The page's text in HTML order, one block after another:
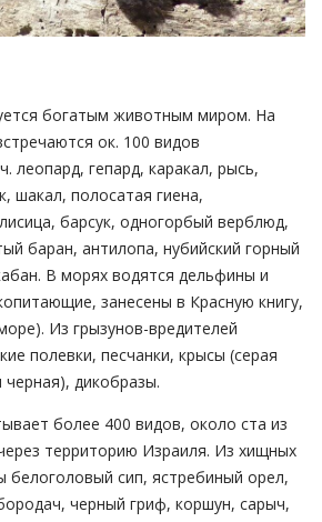
богатым животным миром. На
ок. 100 видов
леопард, гепард, каракал, рысь,
шакал, полосатая гиена,
барсук, одногорбый верблюд,
баран, антилопа, нубийский горный
В морях водятся дельфины и
занесены в Красную книгу,
Из грызунов-вредителей
полевки, песчанки, крысы (серая
дикобразы.
более 400 видов, около ста из
территорию Израиля. Из хищных
белоголовый сип, ястребиный орел,
черный гриф, коршун, сарыч,